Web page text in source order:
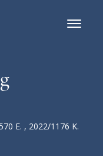
E. , 2022/1176 K.